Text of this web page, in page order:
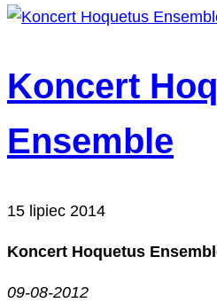
Koncert
Ensemble
15 lipiec 2014
Koncert Hoquetus
09-08-2012